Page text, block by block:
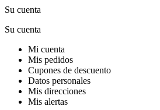
Su cuenta
Su cuenta
Mi cuenta
Mis pedidos
Cupones de descuento
Datos personales
Mis direcciones
Mis alertas